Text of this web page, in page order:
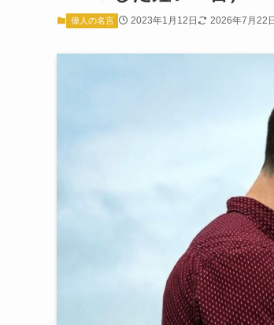
偉人の名言 2023年1月12日 2026年7月22日